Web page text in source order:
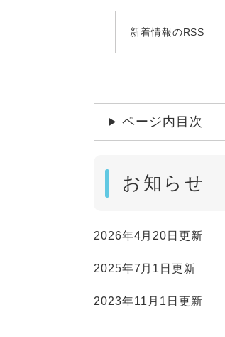
新着情報のRSS
ページ内目次
お知らせ
2026年4月20日更新
2025年7月1日更新
2023年11月1日更新